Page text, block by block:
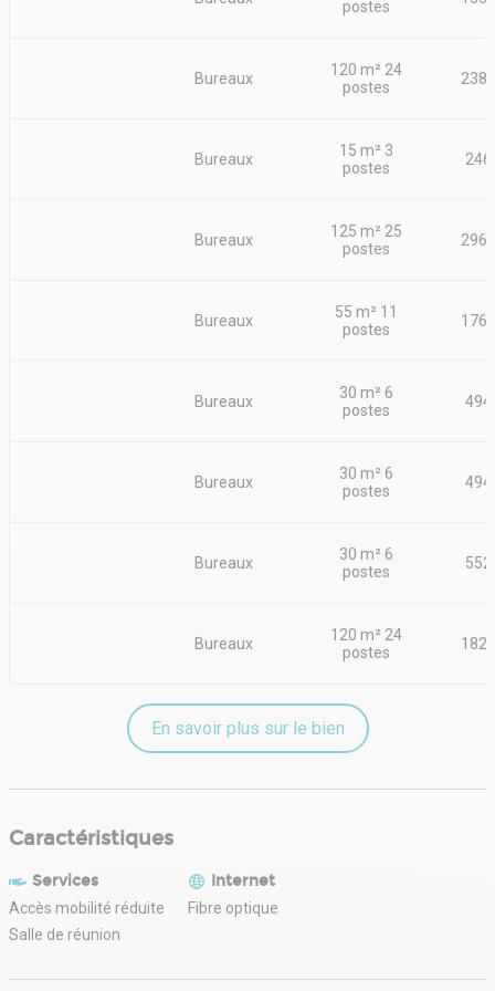
postes
Bureaux
120 m² 24
postes
Bureaux
15 m² 3
postes
Bureaux
125 m² 25
postes
Bureaux
55 m² 11
postes
Bureaux
30 m² 6
postes
Bureaux
30 m² 6
postes
Bureaux
30 m² 6
postes
Bureaux
120 m² 24
postes
En savoir plus sur le bien
Caractéristiques
Services
Accès mobilité réduite
Salle de réunion
Internet
Fibre optique